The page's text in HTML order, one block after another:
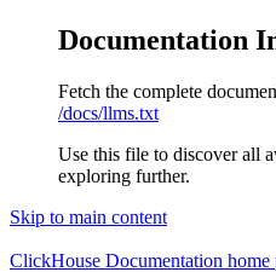
Documentation
Fetch the complete
/docs/llms.txt
Use this file to discover all
exploring further.
Skip to main content
ClickHouse Documentation home